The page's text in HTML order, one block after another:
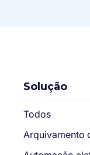
Solução
Todos
Arquivamento